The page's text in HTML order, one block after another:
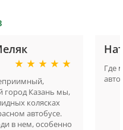
город Казань мы,
колясках
автобусе.
в нем, особенно
Где